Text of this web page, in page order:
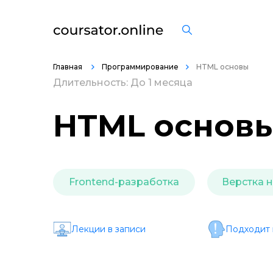
Главная Программирование HTML основы
Длительность: До 1 месяца
HTML
Frontend-разработка Верстка
Лекции в записи Подходит